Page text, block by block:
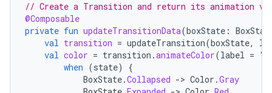
// Create a Transition and return its animation
@Composable
private fun updateTransitionData(boxState :
val transition = updateTransition(boxState,
val color = transition .animateColor(label =
when (state)
{
BoxState.Collapsed -> Color .Gray